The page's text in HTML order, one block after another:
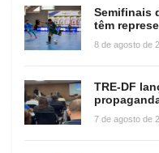
Semifinais
têm
8 de agosto de
TRE-DF
7 de agosto de